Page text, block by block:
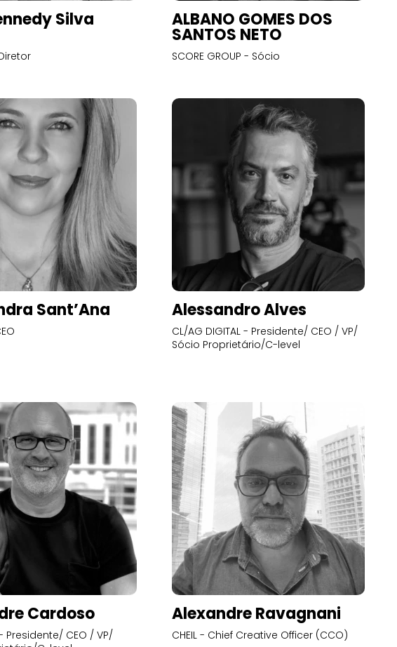
Silva ALBANO GOMES DOS
SANTOS NETO
SCORE GROUP - Sócio
Sant’Ana Alessandro Alves
CL/AG DIGITAL - Presidente/ CEO / VP/
Sócio Proprietário/C-level
Cardoso
- Presidente/ CEO / VP/
Alexandre Ravagnani
CHEIL - Chief Creative Officer (CCO)